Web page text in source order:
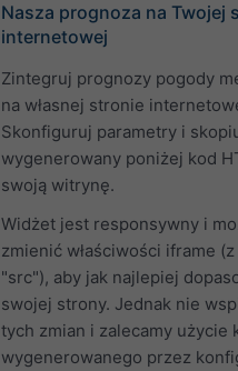
Nasza prognoza na Twojej
internetowej
Zintegruj prognozy pogody
na własnej stronie
Skonfiguruj parametry i
wygenerowany poniżej kod
swoją witrynę.
Widżet jest responsywny i
zmienić właściwości iframe
"src"), aby jak najlepiej
swojej strony. Jednak nie
tych zmian i zalecamy użycie
wygenerowanego przez